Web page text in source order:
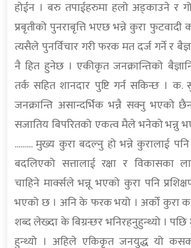
होईन । बरु तपाईहरुमा हलो अड्काउने र
प्रबृतीको पुनराबृत्ति भएछ भन्ने कुरा फुटवादी
त्यसैले पुनर्विचार गरी फरक मत दर्ज गर्ने र
नै हित हुनेछ । एकीकृत जनक्रान्तिको
तर्क सहित शानदार पुष्टि गर्न सकिन्छ ।
जनक्रान्ति असान्दर्भिक भन्नै सक्नु भएको छैन
सजातिय बिपरितको एकत्व मैले भनेको भन्नु
……… मुख्य कुरा बदल्नु हो भन्ने कुरालाई
बदलिएको सत्तालाई रक्षा र विकासका
चाहिने मार्क्सले भन्नू भएको कुरा पनि
भएको छ । अनि के फरक भयो । अर्को कुरा
शब्द लेख्दा के बिग्रन्छर भनिरहनुहुन्थ्यो ।
हुन्थ्यो । अहिले एकिकृत जनयुद्ध यो